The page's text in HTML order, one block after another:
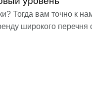
Тогда вам точно к
широкого перечня